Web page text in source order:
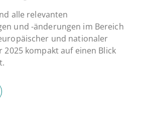
alle relevanten
und -änderungen im Bereich
und nationaler
2025 kompakt auf einen Blick